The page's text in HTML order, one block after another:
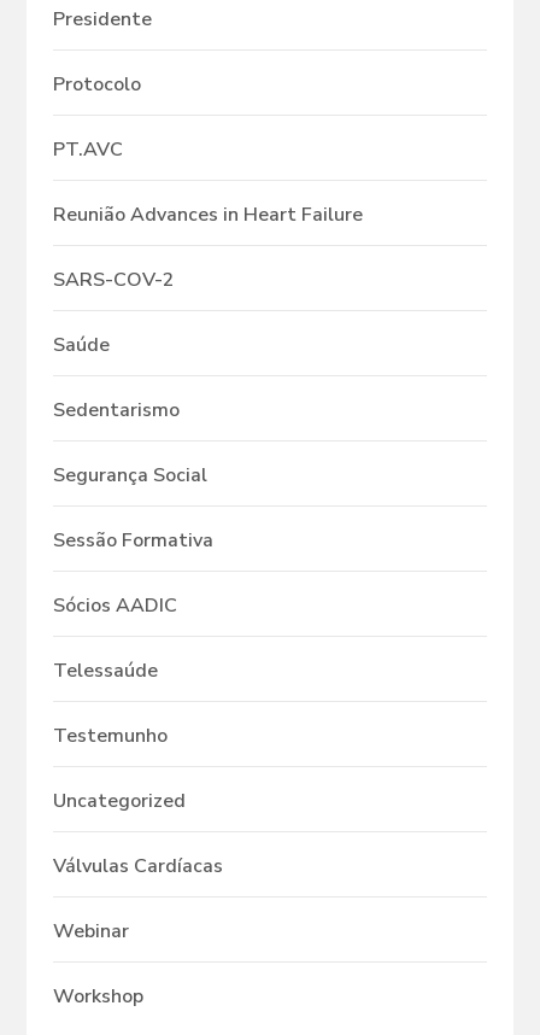
Presidente
Protocolo
PT.AVC
Reunião Advances in Heart Failure
SARS-COV-2
Saúde
Sedentarismo
Segurança Social
Sessão Formativa
Sócios AADIC
Telessaúde
Testemunho
Uncategorized
Válvulas Cardíacas
Webinar
Workshop